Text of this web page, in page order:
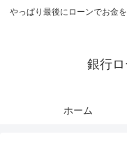
やっぱり最後にローンでお金
銀行ロ
ホーム